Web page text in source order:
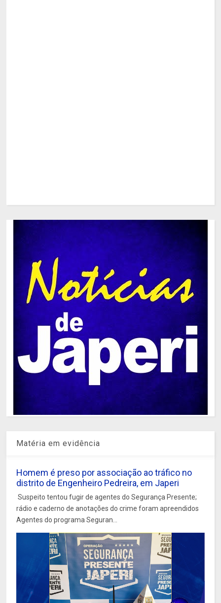
Matéria em evidência
Homem é preso por associação ao tráfico no
distrito de Engenheiro Pedreira, em Japeri
Suspeito tentou fugir de agentes do Segurança Presente;
rádio e caderno de anotações do crime foram apreendidos
Agentes do programa Seguran...